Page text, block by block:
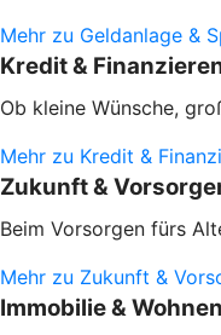
Mehr zu Geldanlage &
Kredit &
Ob kleine Wünsche,
Mehr zu Kredit &
Zukunft &
Beim Vorsorgen fürs
Mehr zu Zukunft &
Immobilie & Wohnen